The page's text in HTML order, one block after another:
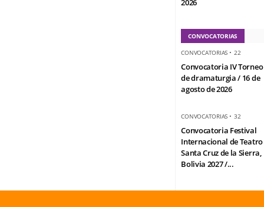
CONVOCATORIAS
CONVOCATORIAS • 22
Convocatoria IV Torneo
de dramaturgia / 16 de
agosto de 2026
CONVOCATORIAS • 32
Convocatoria Festival
Internacional de Teatro
Santa Cruz de la Sierra,
Bolivia 2027 /...